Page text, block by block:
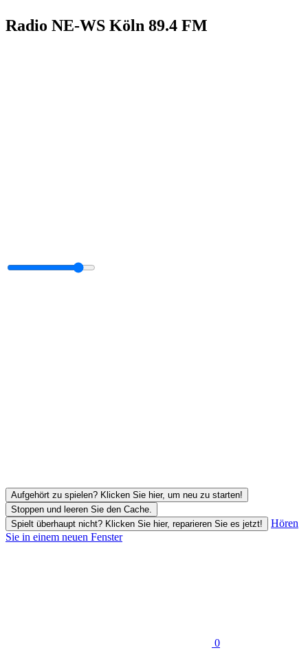
Radio NE-WS Köln 89.4 FM
Aufgehört zu spielen? Klicken Sie hier, um neu zu starten!
Stoppen und leeren Sie den Cache.
Spielt überhaupt nicht? Klicken Sie hier, reparieren Sie es jetzt!
Hören
Sie in einem neuen Fenster
0